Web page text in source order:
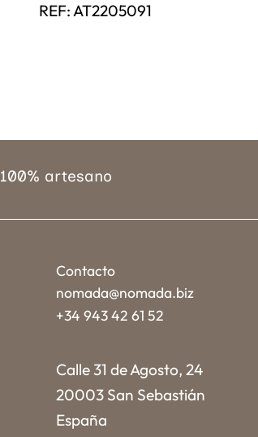
REF:AT2205091
100% artesano
Contacto
nomada@nomada.biz
+34 943 42 61 52
Calle 31 de Agosto, 24
20003 San Sebastián
España